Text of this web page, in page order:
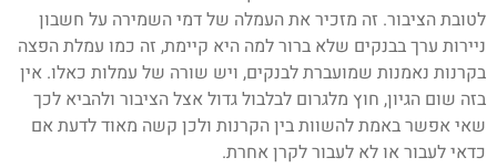
לטובת הציבור. זה מזכיר את העמלה של דמי השמירה על חשבון
ניירות ערך בבנקים שלא ברור למה היא קיימת, זה כמו עמלת הפצה
בקרנות נאמנות שמועברת לבנקים, ויש שורה של עמלות כאלו. אין
בזה שום הגיון, חוץ מלגרום לבלבול גדול אצל הציבור ולהביא לכך
שאי אפשר באמת להשוות בין הקרנות ולכן קשה מאוד לדעת אם
כדאי לעבור או לא לעבור לקרן אחרת.